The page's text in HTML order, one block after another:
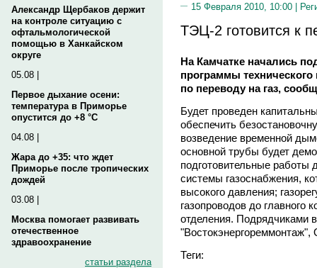
Александр Щербаков держит
на контроле ситуацию с
офтальмологической
помощью в Ханкайском
округе
05.08 |
Первое дыхание осени:
температура в Приморье
опустится до +8 °C
04.08 |
Жара до +35: что ждет
Приморье после тропических
дождей
03.08 |
Москва помогает развивать
отечественное
здравоохранение
статьи раздела
15 Февраля 2010, 10:00 |
ТЭЦ-2 готовится к
На Камчатке начались
программы
по переводу на газ,
Будет проведен
обеспечить
возведение временной
основной трубы будет
подготовительные работы
системы газоснабжения,
высокого давления;
газопроводов до главного
отделения.
Теги: